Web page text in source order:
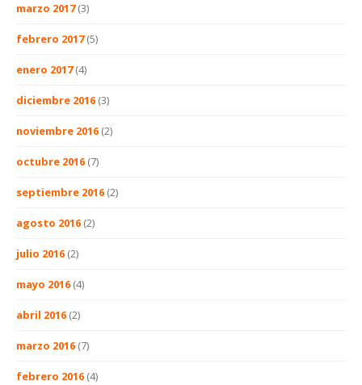
marzo 2017(3)
febrero 2017(5)
enero 2017(4)
diciembre 2016 (3)
noviembre 2016 (2)
octubre 2016 (7)
septiembre 2016 (2)
agosto 2016 (2)
julio 2016 (2)
mayo 2016 (4)
abril 2016 (2)
marzo 2016 (7)
febrero 2016 (4)